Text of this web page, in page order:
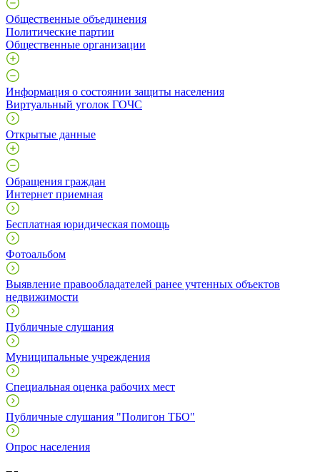
Общественные объединения
Политические партии
Общественные организации
Информация о состоянии защиты населения
Виртуальный уголок ГОЧС
Открытые данные
Обращения граждан
Интернет приемная
Бесплатная юридическая помощь
Фотоальбом
Выявление правообладателей ранее учтенных объектов
недвижимости
Публичные слушания
Муниципальные учреждения
Специальная оценка рабочих мест
Публичные слушания "Полигон ТБО"
Опрос населения